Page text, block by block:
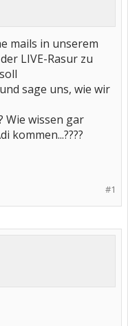
mails in unserem
LIVE-Rasur zu
sage uns, wie wir
Wie wissen gar
kommen...????
#1